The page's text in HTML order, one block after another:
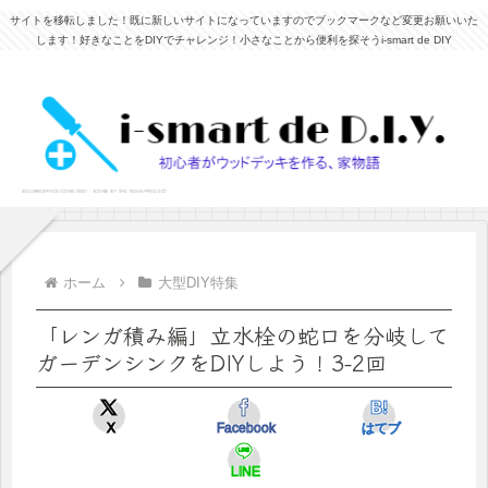
サイトを移転しました！既に新しいサイトになっていますのでブックマークなど変更お願いいた
します！好きなことをDIYでチャレンジ！小さなことから便利を探そうi-smart de DIY
ホーム 大型DIY特集
「レンガ積み編」立水栓の蛇口を分岐して
ガーデンシンクをDIYしよう！3-2回
X Facebook はてブ
LINE